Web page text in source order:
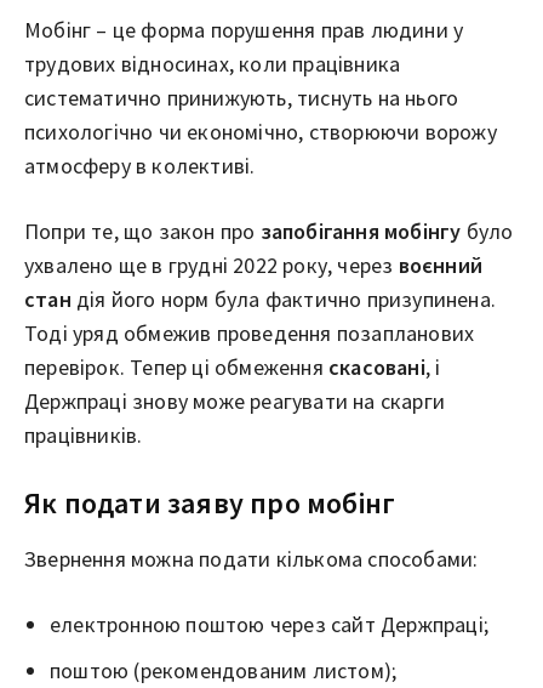
Мобінг – це форма порушення прав людини у
трудових відносинах, коли працівника
систематично принижують, тиснуть на нього
психологічно чи економічно, створюючи ворожу
атмосферу в колективі.
Попри те, що закон про запобігання мобінгу було
ухвалено ще в грудні 2022 року, через воєнний
стан дія його норм була фактично призупинена.
Тоді уряд обмежив проведення позапланових
перевірок. Тепер ці обмеження скасовані, і
Держпраці знову може реагувати на скарги
працівників.
Як подати заяву про мобінг
Звернення можна подати кількома способами:
електронною поштою через сайт Держпраці;
поштою (рекомендованим листом);